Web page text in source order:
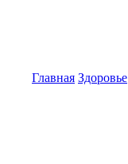
Главная Здоровье